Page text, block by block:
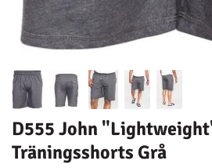
D555 John
Träningsshorts Grå